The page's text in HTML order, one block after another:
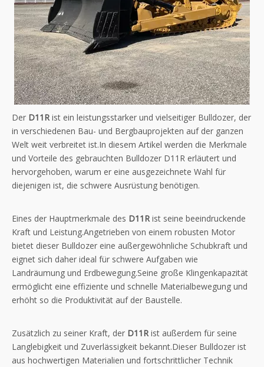
Der D11Rist ein leistungsstarker und vielseitiger Bulldozer, der
in verschiedenen Bau- und Bergbauprojekten auf der ganzen
Welt weit verbreitet ist.In diesem Artikel werden die Merkmale
und Vorteile des gebrauchten Bulldozer D11R erläutert und
hervorgehoben, warum er eine ausgezeichnete Wahl für
diejenigen ist, die schwere Ausrüstung benötigen.
Eines der Hauptmerkmale des D11Rist seine beeindruckende
Kraft und Leistung.Angetrieben von einem robusten Motor
bietet dieser Bulldozer eine außergewöhnliche Schubkraft und
eignet sich daher ideal für schwere Aufgaben wie
Landräumung und Erdbewegung.Seine große Klingenkapazität
ermöglicht eine effiziente und schnelle Materialbewegung und
erhöht so die Produktivität auf der Baustelle.
Zusätzlich zu seiner Kraft, der D11Rist außerdem für seine
Langlebigkeit und Zuverlässigkeit bekannt.Dieser Bulldozer ist
aus hochwertigen Materialien und fortschrittlicher Technik